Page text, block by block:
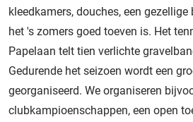
kleedkamers, douches, een gezellige
het 's zomers goed toeven is. Het
Papelaan telt tien verlichte
Gedurende het seizoen wordt een
georganiseerd. We organiseren
clubkampioenschappen, een open